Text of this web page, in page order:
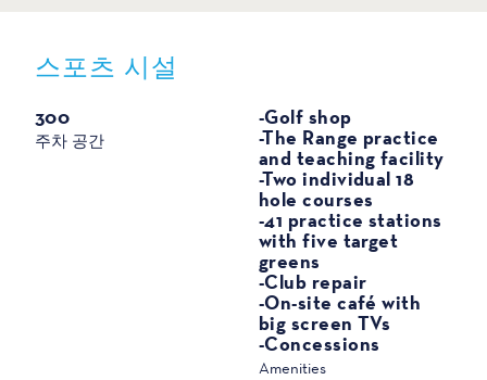
스포츠 시설
스포츠
주차 공간
300
Amenities
-Golf shop
-The Range practice
and teaching facility
-Two individual 18
hole courses
-41 practice stations
with five target
greens
-Club repair
-On-site café with
big screen TVs
-Concessions